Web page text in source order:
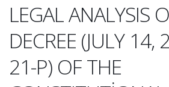
LEGAL ANALYSIS
DECREE (JULY
21-P) OF THE